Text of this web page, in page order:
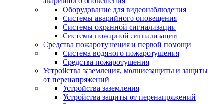
Оборудование для видеонаблюдения
Системы аварийного оповещения
Системы охранной сигнализации
Системы пожарной сигнализации
Средства пожаротушения и первой помощи
Система водяного пожаротушения
Средства пожаротушения
Устройства заземления, молниезащиты и защиты
от перенапряжений
Устройства заземления
Устройства защиты от перенапряжений